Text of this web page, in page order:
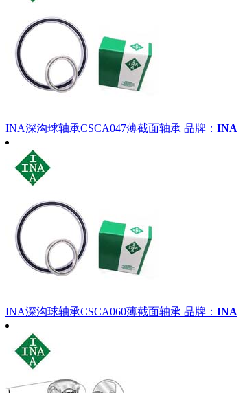
INA深沟球轴承CSCA047薄截面轴承 品牌： INA
INA深沟球轴承CSCA060薄截面轴承 品牌： INA